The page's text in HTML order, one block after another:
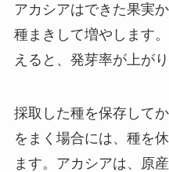
アカシアはできた果実
種まきして増やします
えると、発芽率が上がり
採取した種を保存して
をまく場合には、種を
ます。アカシアは、原